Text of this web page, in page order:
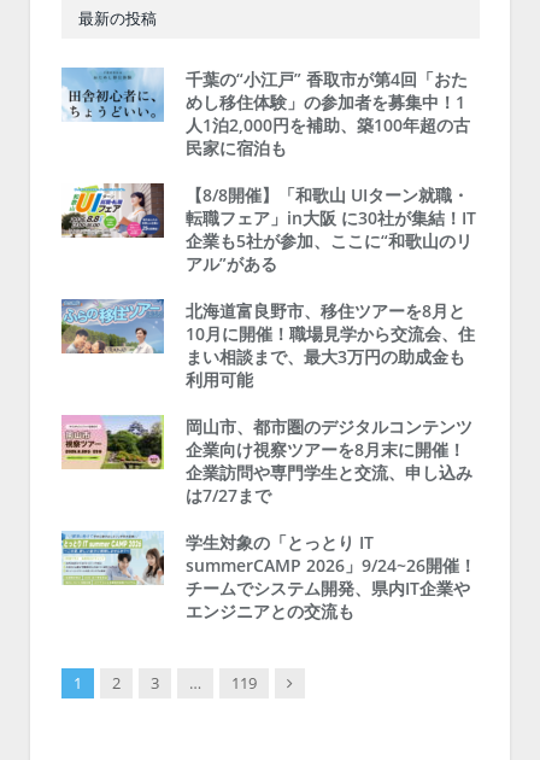
最新の投稿
千葉の“小江戸” 香取市が第4回「おた
めし移住体験」の参加者を募集中！1
人1泊2,000円を補助、築100年超の古
民家に宿泊も
【8/8開催】「和歌山 UIターン就職・
転職フェア」in大阪 に30社が集結！IT
企業も5社が参加、ここに“和歌山のリ
アル”がある
北海道富良野市、移住ツアーを8月と
10月に開催！職場見学から交流会、住
まい相談まで、最大3万円の助成金も
利用可能
岡山市、都市圏のデジタルコンテンツ
企業向け視察ツアーを8月末に開催！
企業訪問や専門学生と交流、申し込み
は7/27まで
学生対象の「とっとり IT
summerCAMP 2026」9/24~26開催！
チームでシステム開発、県内IT企業や
エンジニアとの交流も
1 2 3 … 119 Next